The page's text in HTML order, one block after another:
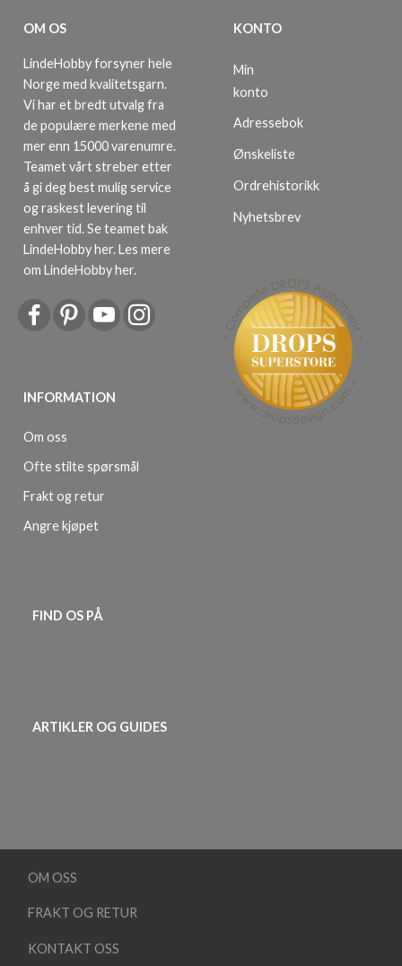
OM OS
LindeHobby forsyner hele
Norge med kvalitetsgarn.
Vi har et bredt utvalg fra
de populære merkene med
mer enn 15000 varenumre.
Teamet vårt streber etter
å gi deg best mulig service
og raskest levering til
enhver tid. Se teamet bak
LindeHobby her.Les mere
om LindeHobby her.
INFORMATION
Om oss
Ofte stilte spørsmål
Frakt og retur
Angre kjøpet
KONTO
Min
konto
Adressebok
Ønskeliste
Ordrehistorikk
Nyhetsbrev
FIND OS PÅ
ARTIKLER OG GUIDES
OM OSS
FRAKT OG RETUR
KONTAKT OSS